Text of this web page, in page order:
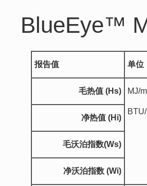
BlueEye™
报告值 单位
毛热值 (Hs) MJ/
净热值 (Hi)
毛沃泊指数(Ws)
净沃泊指数 (Wi)